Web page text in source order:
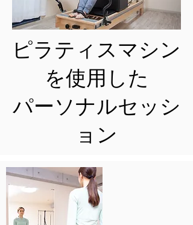
​ピラティスマシン
を使用した
パーソナルセッシ
ョン